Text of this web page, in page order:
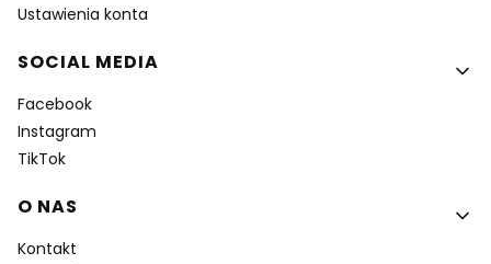
Ustawienia konta
SOCIAL MEDIA
Facebook
Instagram
TikTok
O NAS
Kontakt